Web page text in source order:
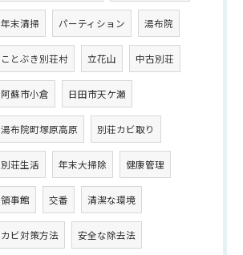
年末清掃 パーティション 湯布院
ことぶき別荘村 立花山 中古別荘
阿蘇市小倉 日田市天ケ瀬
湯布院町塚原高原 別荘カビ取り
別荘生活 年末大掃除 健康管理
領事館 交番 清潔な環境
カビ対策方法 安全な除去法